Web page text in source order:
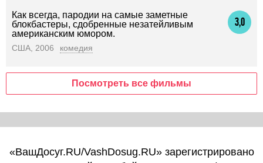
3,0
Как всегда, пародии на самые заметные
блокбастеры, сдобренные незатейливым
американским юмором.
США, 2006 комедия
Посмотреть все фильмы
«ВашДосуг.RU/VashDosug.RU» зарегистрировано